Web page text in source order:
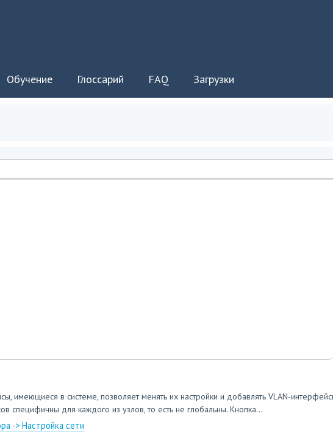
Обучение Глоссарий FAQ Загрузки
вы можете создать собственный шаблон и использовать его в правилах генерации
шаблоны нажмите Добавить. 2. В окне настройки шаблона...
-> Журналы и отчеты -> Отчеты
имеющиеся в системе, позволяет менять их настройки и добавлять VLAN-
специфичны для каждого из узлов, то есть не глобальны. Кнопка...
-> Настройка сети